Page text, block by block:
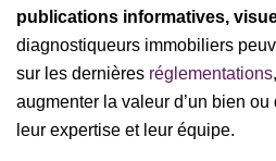
publications informatives,
diagnostiqueurs immobiliers
sur les dernières réglementations
augmenter la valeur d’un bien
leur expertise et leur équipe.